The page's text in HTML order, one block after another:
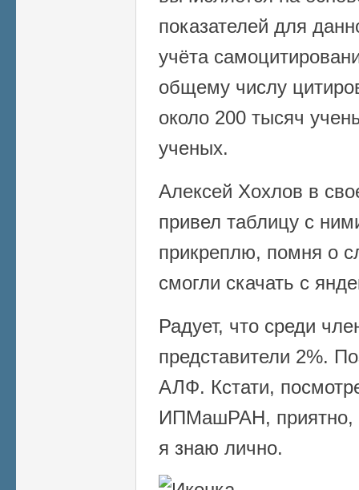
показателей для
учёта
общему числу
около 200 тысяч
ученых.
Алексей Хохлов в
привел таблицу с
прикреплю, помня о
смогли скачать с
Радует, что среди
представители 2%.
АЛФ. Кстати,
ИПМашРАН, приятно,
я знаю лично.